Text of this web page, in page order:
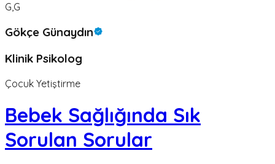
G,G
Gökçe Günaydın
Klinik Psikolog
Çocuk Yetiştirme
Bebek Sağlığında Sık
Sorulan Sorular